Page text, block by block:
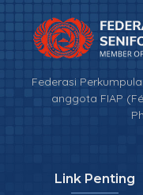
Federasi
anggota FIAP
Link Penting